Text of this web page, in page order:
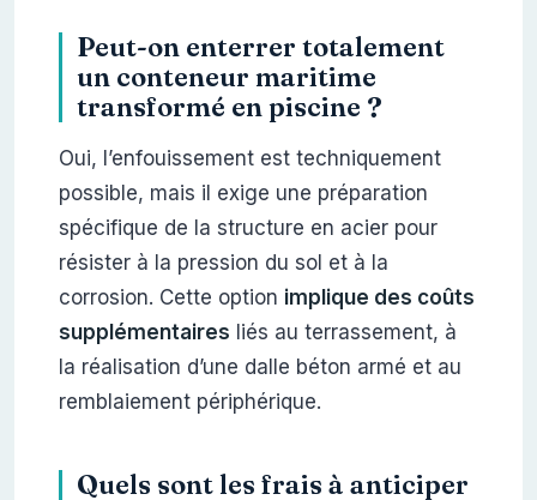
Peut-on enterrer totalement
un conteneur maritime
transformé en piscine ?
Oui, l’enfouissement est techniquement
possible, mais il exige une préparation
spécifique de la structure en acier pour
résister à la pression du sol et à la
corrosion. Cette option implique des coûts
supplémentaires liés au terrassement, à
la réalisation d’une dalle béton armé et au
remblaiement périphérique.
Quels sont les frais à anticiper